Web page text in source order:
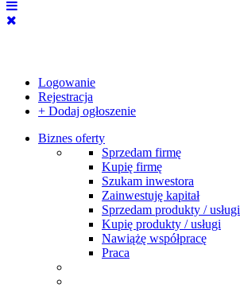
Logowanie
Rejestracja
+ Dodaj ogłoszenie
Biznes oferty
Sprzedam firmę
Kupię firmę
Szukam inwestora
Zainwestuję kapitał
Sprzedam produkty / usługi
Kupię produkty / usługi
Nawiążę współpracę
Praca